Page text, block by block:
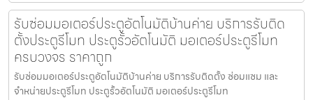
รับซ่อมมอเตอร์ประตูอัตโนมัติบ้านค่าย บริการรับติด
ตั้งประตูรีโมท ประตูรั้วอัตโนมัติ มอเตอร์ประตูรีโมท
ครบวงจร ราคาถูก
รับซ่อมมอเตอร์ประตูอัตโนมัติบ้านค่าย บริการรับติดตั้ง ซ่อมแซม และ
จำหน่ายประตูรีโมท ประตูรั้วอัตโนมัติ มอเตอร์ประตูรีโมท